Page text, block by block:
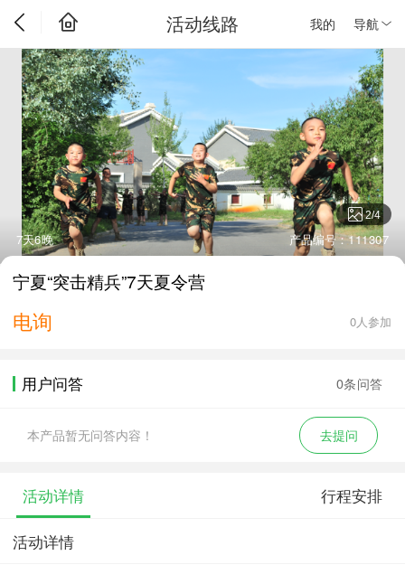
我的 导航
活动线路
2/4
7天6晚 产品编号：111307
宁夏“突击精兵”7天夏令营
电询 0人参加
用户问答 0条问答
本产品暂无问答内容！ 去提问
活动详情 行程安排
活动详情